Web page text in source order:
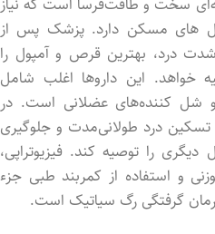
های مسکن دارد. پزشک پس از
درد، بهترین قرص و آمپول را
خواهد. این داروها اغلب شامل
شل کننده‌های عضلانی است. در
درد طولانی‌مدت و جلوگیری
را توصیه کند. فیزیوتراپی،
و استفاده از کمربند طبی جزء
گرفتگی رگ سیاتیک است.